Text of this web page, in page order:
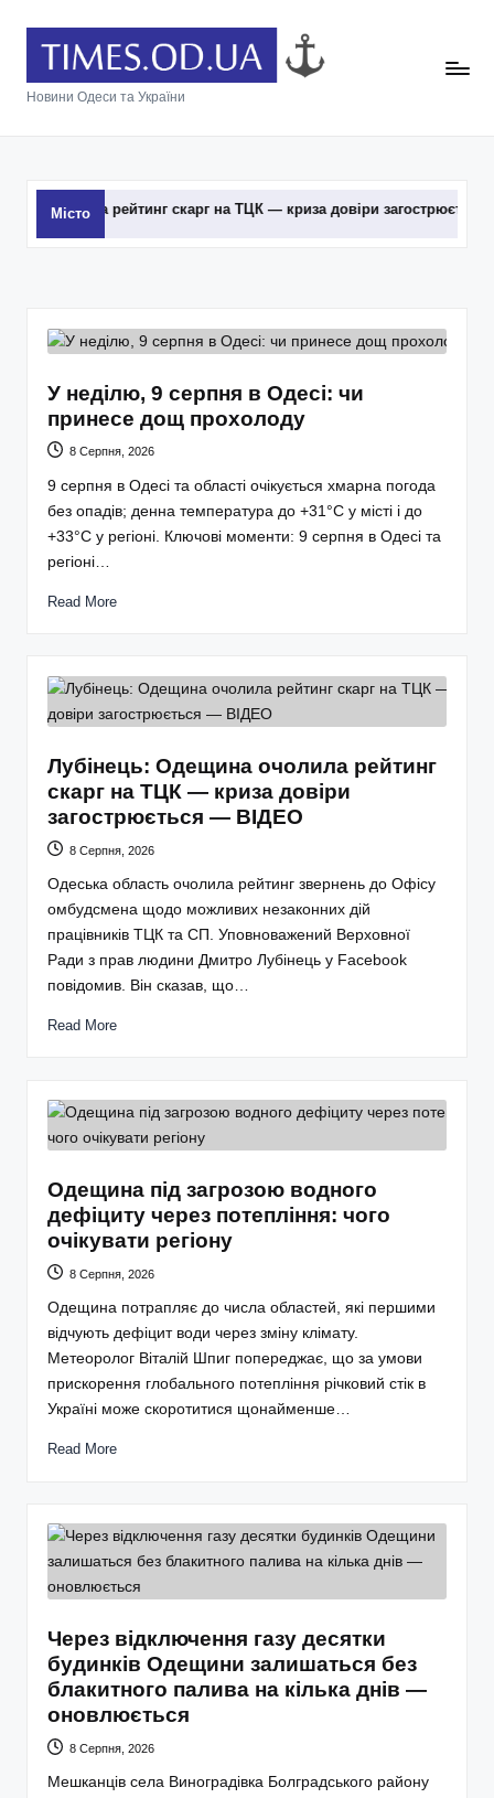
Новини Одеси та України
Місто
скарг на ТЦК — криза довіри загострюється — ВІДЕО
У неділю, 9 серпня в Одесі: чи
принесе дощ прохолоду
8 Серпня, 2026
9 серпня в Одесі та області очікується хмарна погода
без опадів; денна температура до +31°С у місті і до
+33°С у регіоні. Ключові моменти: 9 серпня в Одесі та
регіоні…
Read More
Лубінець: Одещина очолила рейтинг
скарг на ТЦК — криза довіри
загострюється — ВІДЕО
8 Серпня, 2026
Одеська область очолила рейтинг звернень до Офісу
омбудсмена щодо можливих незаконних дій
працівників ТЦК та СП. Уповноважений Верховної
Ради з прав людини Дмитро Лубінець у Facebook
повідомив. Він сказав, що…
Read More
Одещина під загрозою водного
дефіциту через потепління: чого
очікувати регіону
8 Серпня, 2026
Одещина потрапляє до числа областей, які першими
відчують дефіцит води через зміну клімату.
Метеоролог Віталій Шпиг попереджає, що за умови
прискорення глобального потепління річковий стік в
Україні може скоротитися щонайменше…
Read More
Через відключення газу десятки
будинків Одещини залишаться без
блакитного палива на кілька днів —
оновлюється
8 Серпня, 2026
Мешканців села Виноградівка Болградського району